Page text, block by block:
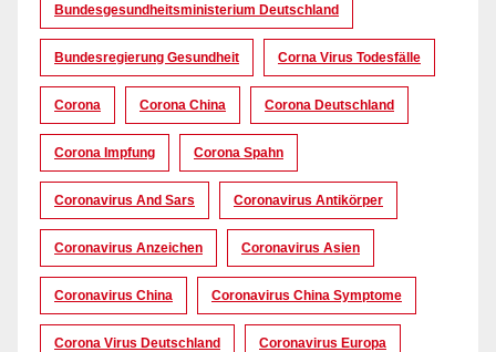
Bundesgesundheitsministerium Deutschland
Bundesregierung Gesundheit Corna Virus Todesfälle
Corona Corona China Corona Deutschland
Corona Impfung Corona Spahn
Coronavirus And Sars Coronavirus Antikörper
Coronavirus Anzeichen Coronavirus Asien
Coronavirus China Coronavirus China Symptome
Corona Virus Deutschland Coronavirus Europa